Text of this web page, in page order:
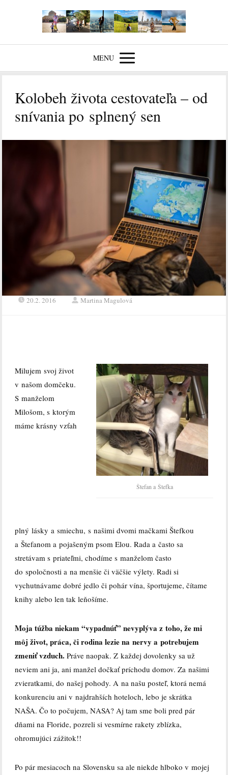
MENU
Kolobeh života cestovateľa – od
snívania po splnený sen
20.2. 2016 Martina Magulová
Štefan a Štefka
Milujem svoj život
v našom domčeku.
S manželom
Milošom, s ktorým
máme krásny vzťah
plný lásky a smiechu,snašimi dvomi mačkami Štefkou
a Štefanom a pojašeným psom Elou. Rada a často sa
stretávam s priateľmi, chodíme s manželom často
do spoločnosti a na menšie či väčšie výlety. Radi si
vychutnávame dobré jedlo či pohár vína, športujeme, čítame
knihy alebo len tak leňošíme.
Moja túžba niekam “vypadnúť” nevyplýva z toho, že mi
môj život, práca, či rodina lezie na nervy a potrebujem
zmeniť vzduch. Práve naopak. Z každej dovolenky sa už
neviem ani ja, ani manžel dočkať príchodu domov. Za našimi
zvieratkami, do našej pohody. A na našu posteľ, ktorá nemá
konkurenciu ani v najdrahších hoteloch, lebo je skrátka
NAŠA. Čo to počujem, NASA? Aj tam sme boli pred pár
dňami na Floride, pozreli si vesmírne rakety zblízka,
ohromujúci zážitok!!
Po pár mesiacoch na Slovensku sa ale niekde hlboko v mojej